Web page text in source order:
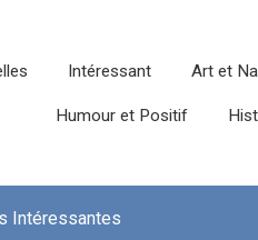
Intéressant Art et
Humour et Positif
Intéressantes